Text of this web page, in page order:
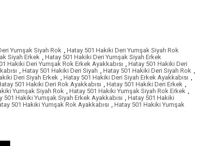
Yumşak Siyah Rok
Hatay 501 Hakiki Deri Yumşak Siyah Rok
Siyah Erkek
Hatay 501 Hakiki Deri Yumşak Siyah Erkek
Hakiki Deri Yumşak Rok Erkek Ayakkabısı
Hatay 501 Hakiki Deri
Hatay 501 Hakiki Deri Siyah Hatay 501 Hakiki Deri Siyah Rok
Deri Siyah Erkek Hatay 501 Hakiki Deri Siyah Erkek Ayakkabısı
501 Hakiki Deri Rok Ayakkabısı Hatay 501 Hakiki Deri Erkek
Yumşak Siyah Rok Hatay 501 Hakiki Yumşak Siyah Rok Erkek
501 Hakiki Yumşak Siyah Erkek Ayakkabısı
Hatay 501 Hakiki
501 Hakiki Yumşak Rok Ayakkabısı
Hatay 501 Hakiki Yumşak